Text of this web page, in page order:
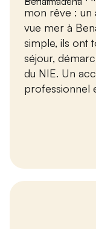
mon rêve : un
vue mer à
simple, ils ont
séjour,
du NIE. Un
professionnel